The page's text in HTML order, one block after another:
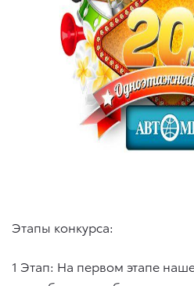
Этапы конкурса:
1 Этап: На первом этапе